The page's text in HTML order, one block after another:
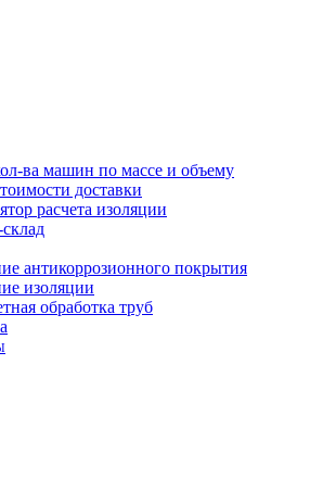
ва машин по массе и объему
доставки
расчета изоляции
антикоррозионного покрытия
изоляции
обработка труб